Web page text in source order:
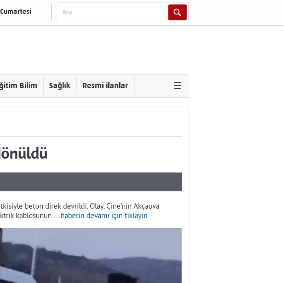
Bilim Sağlık Resmi ilanlar
beton direk devrildi. Olay, Çine'nin Akçaova
kablosunun ... haberin devamı için tıklayın